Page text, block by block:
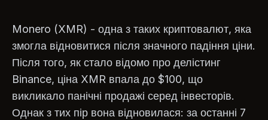
Monero (XMR) - одна з таких криптовалют, яка
змогла відновитися після значного падіння ціни.
Після того, як стало відомо про делістинг
Binance, ціна XMR впала до $100, що
викликало панічні продажі серед інвесторів.
Однак з тих пір вона відновилася: за останні 7